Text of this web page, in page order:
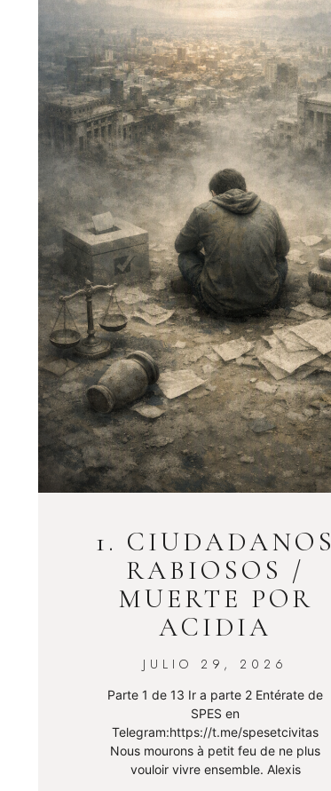
1. CIUDADANOS
RABIOSOS /
MUERTE POR
ACIDIA
JULIO 29, 2026
Parte 1 de 13 Ir a parte 2 Entérate de
SPES en
Telegram:https://t.me/spesetcivitas
Nous mourons à petit feu de ne plus
vouloir vivre ensemble. Alexis